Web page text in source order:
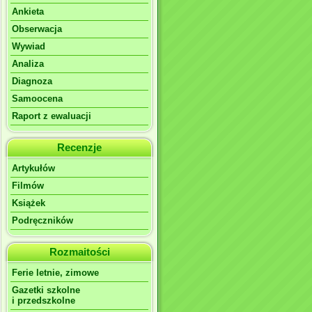
Ankieta
Obserwacja
Wywiad
Analiza
Diagnoza
Samoocena
Raport z ewaluacji
Recenzje
Artykułów
Filmów
Książek
Podręczników
Rozmaitości
Ferie letnie, zimowe
Gazetki szkolne
i przedszkolne